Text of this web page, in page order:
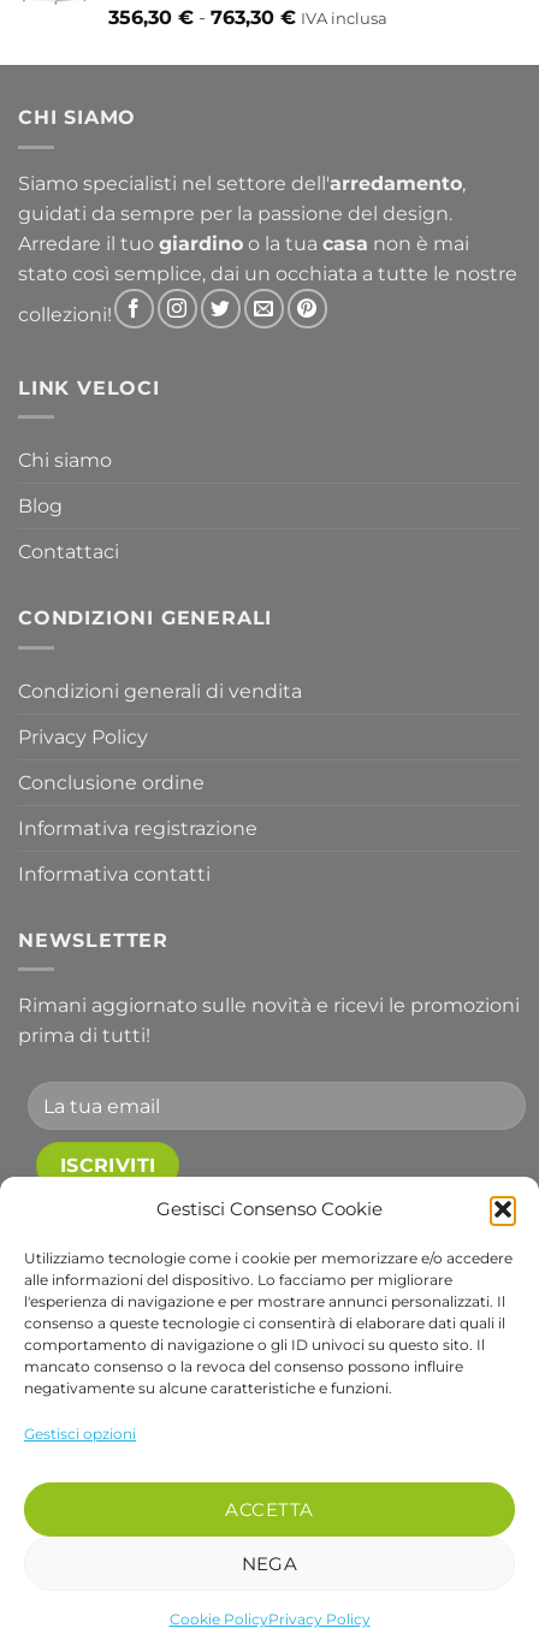
Gestisci Consenso Cookie
Utilizziamo tecnologie come i cookie per memorizzare e/o accedere
alle informazioni del dispositivo. Lo facciamo per migliorare
l'esperienza di navigazione e per mostrare annunci personalizzati. Il
consenso a queste tecnologie ci consentirà di elaborare dati quali il
comportamento di navigazione o gli ID univoci su questo sito. Il
mancato consenso o la revoca del consenso possono influire
negativamente su alcune caratteristiche e funzioni.
Gestisci opzioni
ACCETTA
NEGA
Cookie PolicyPrivacy Policy
356,30 € - 763,30 €Fascia
prezzo:
IVA inclusa
CHI SIAMO
Siamo specialisti nel settore dell'arredamento,
guidati da sempre per la passione del design.
Arredare il tuo giardino o la tua casa non è mai
stato così semplice, dai un occhiata a tutte le nostre
collezioni!
LINK VELOCI
Chi siamo
Blog
Contattaci
CONDIZIONI GENERALI
Condizioni generali di vendita
Privacy Policy
Conclusione ordine
Informativa registrazione
Informativa contatti
NEWSLETTER
Rimani aggiornato sulle novità e ricevi le promozioni
prima di tutti!
Accetto le condizioni generali e di ricevere le
Alternative:
Visa PayPal Stripe MasterCard
Cash
On
Apple
Via B. Cellini 7, 36061, Bassano del Grappa VI
REA: VI-407698 - Cap. soc. € 10.000,00 i.v.
PEC: bscom@pec.it SDI: EUVZNZV
recedere dal contratto qui
Se desideri parlare con un nostro operatore chiama il numero 0424 017048